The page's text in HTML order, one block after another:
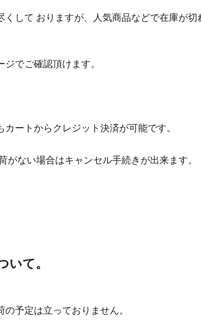
して おりますが、人気商品などで在庫が切
でご確認頂けます。
ートからクレジット決済が可能です。
ない場合はキャンセル手続きが出来ます。
て。
予定は立っておりません。